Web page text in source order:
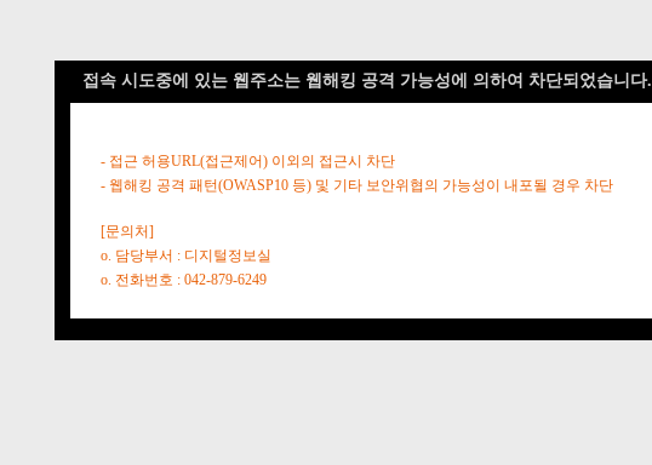
접속 시도중에 있는 웹주소는 웹해킹 공격 가능성에 의하여 차단되었습니다.
- 접근 허용URL(접근제어) 이외의 접근시 차단
- 웹해킹 공격 패턴(OWASP10 등) 및 기타 보안위협의 가능성이 내포될 경우 차단
[문의처]
o. 담당부서 : 디지털정보실
o. 전화번호 : 042-879-6249